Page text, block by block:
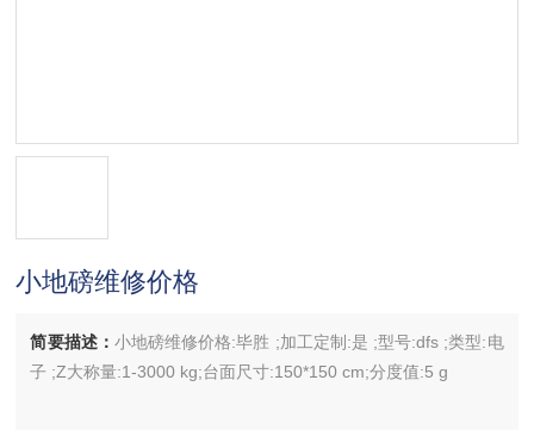
小地磅维修价格
简要描述： 小地磅维修价格:毕胜 ;加工定制:是 ;型号:dfs ;类型:电
子 ;Z大称量:1-3000 kg;台面尺寸:150*150 cm;分度值:5 g